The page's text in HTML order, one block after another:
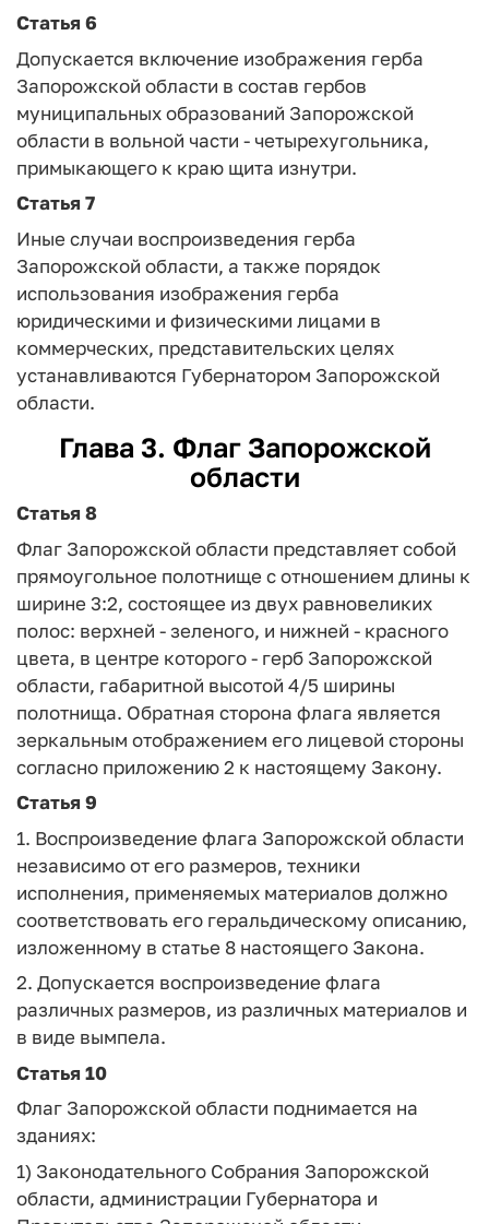
Статья 6
Допускается включение изображения герба
Запорожской области в состав гербов
муниципальных образований Запорожской
области в вольной части - четырехугольника,
примыкающего к краю щита изнутри.
Статья 7
Иные случаи воспроизведения герба
Запорожской области, а также порядок
использования изображения герба
юридическими и физическими лицами в
коммерческих, представительских целях
устанавливаются Губернатором Запорожской
области.
Глава 3. Флаг Запорожской
области
Статья 8
Флаг Запорожской области представляет собой
прямоугольное полотнище с отношением длины к
ширине 3:2, состоящее из двух равновеликих
полос: верхней - зеленого, и нижней - красного
цвета, в центре которого - герб Запорожской
области, габаритной высотой 4/5 ширины
полотнища. Обратная сторона флага является
зеркальным отображением его лицевой стороны
согласно приложению 2 к настоящему Закону.
Статья 9
1. Воспроизведение флага Запорожской области
независимо от его размеров, техники
исполнения, применяемых материалов должно
соответствовать его геральдическому описанию,
изложенному в статье 8 настоящего Закона.
2. Допускается воспроизведение флага
различных размеров, из различных материалов и
в виде вымпела.
Статья 10
Флаг Запорожской области поднимается на
зданиях:
1) Законодательного Собрания Запорожской
области, администрации Губернатора и